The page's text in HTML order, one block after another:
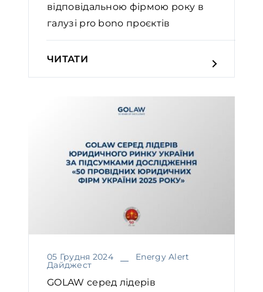
відповідальною фірмою року в
галузі pro bono проєктів￼
ЧИТАТИ
05 Грудня 2024 Energy Alert
Дайджест
GOLAW серед лідерів